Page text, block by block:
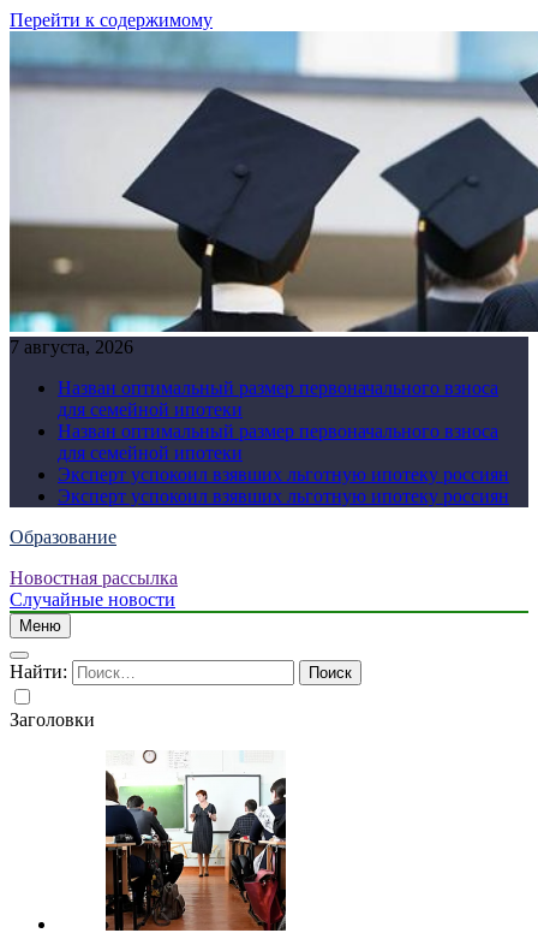
Перейти к содержимому
7 августа, 2026
Назван оптимальный размер первоначального взноса
для семейной ипотеки
Назван оптимальный размер первоначального взноса
для семейной ипотеки
Эксперт успокоил взявших льготную ипотеку россиян
Эксперт успокоил взявших льготную ипотеку россиян
Образование
Новостная рассылка
Случайные новости
Меню
Найти:
Заголовки